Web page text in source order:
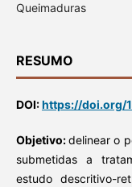
Queimaduras
RESUMO
DOI:https://doi.org/
Objetivo:delinear o
submetidas a
estudo descritivo-